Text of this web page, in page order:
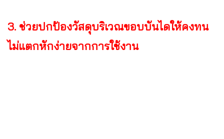
3. ช่วยปกป้องวัสดุบริเวณขอบบันไดให้คงทน
ไม่แตกหักง่ายจากการใช้งาน